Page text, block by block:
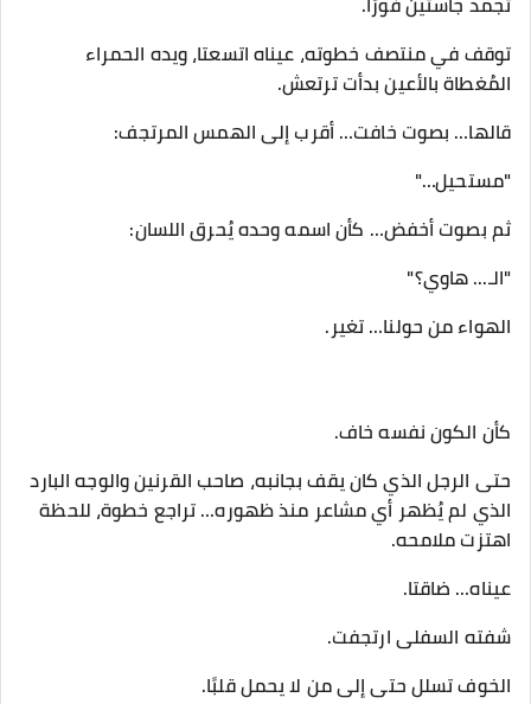
توقف في منتصف خطوته، عيناه اتسعتا، ويده الحمراء
المُغطاة بالأعين بدأت ترتعش.
قالها… بصوت خافت… أقرب إلى الهمس المرتجف:
"مستحيل…"
ثم بصوت أخفض… كأن اسمه وحده يُحرق اللسان:
"الـ... هاوي؟"
الهواء من حولنا… تغير.
كأن الكون نفسه خاف.
حتى الرجل الذي كان يقف بجانبه، صاحب القرنين والوجه البارد
الذي لم يُظهر أي مشاعر منذ ظهوره… تراجع خطوة، للحظة
اهتزت ملامحه.
عيناه… ضاقتا.
شفته السفلى ارتجفت.
الخوف تسلل حتى إلى من لا يحمل قلبًا.